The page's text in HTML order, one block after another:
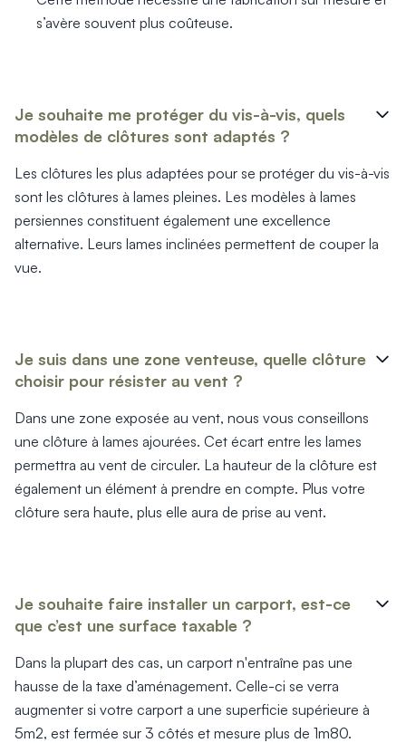
s’avère souvent plus coûteuse.
Je souhaite me protéger du vis-à-vis, quels
modèles de clôtures sont adaptés ?
Les clôtures les plus adaptées pour se protéger du vis-à-vis
sont les clôtures à lames pleines. Les modèles à lames
persiennes constituent également une excellence
alternative. Leurs lames inclinées permettent de couper la
vue.
Je suis dans une zone venteuse, quelle clôture
choisir pour résister au vent ?
Dans une zone exposée au vent, nous vous conseillons
une clôture à lames ajourées. Cet écart entre les lames
permettra au vent de circuler. La hauteur de la clôture est
également un élément à prendre en compte. Plus votre
clôture sera haute, plus elle aura de prise au vent.
Je souhaite faire installer un carport, est-ce
que c’est une surface taxable ?
Dans la plupart des cas, un carport n'entraîne pas une
hausse de la taxe d’aménagement. Celle-ci se verra
augmenter si votre carport a une superficie supérieure à
5m2, est fermée sur 3 côtés et mesure plus de 1m80.